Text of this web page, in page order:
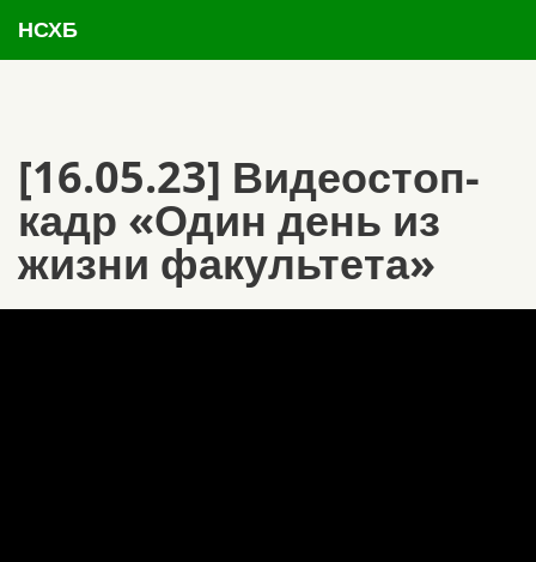
НСХБ
[16.05.23] Видеостоп-
кадр «Один день из
жизни факультета»